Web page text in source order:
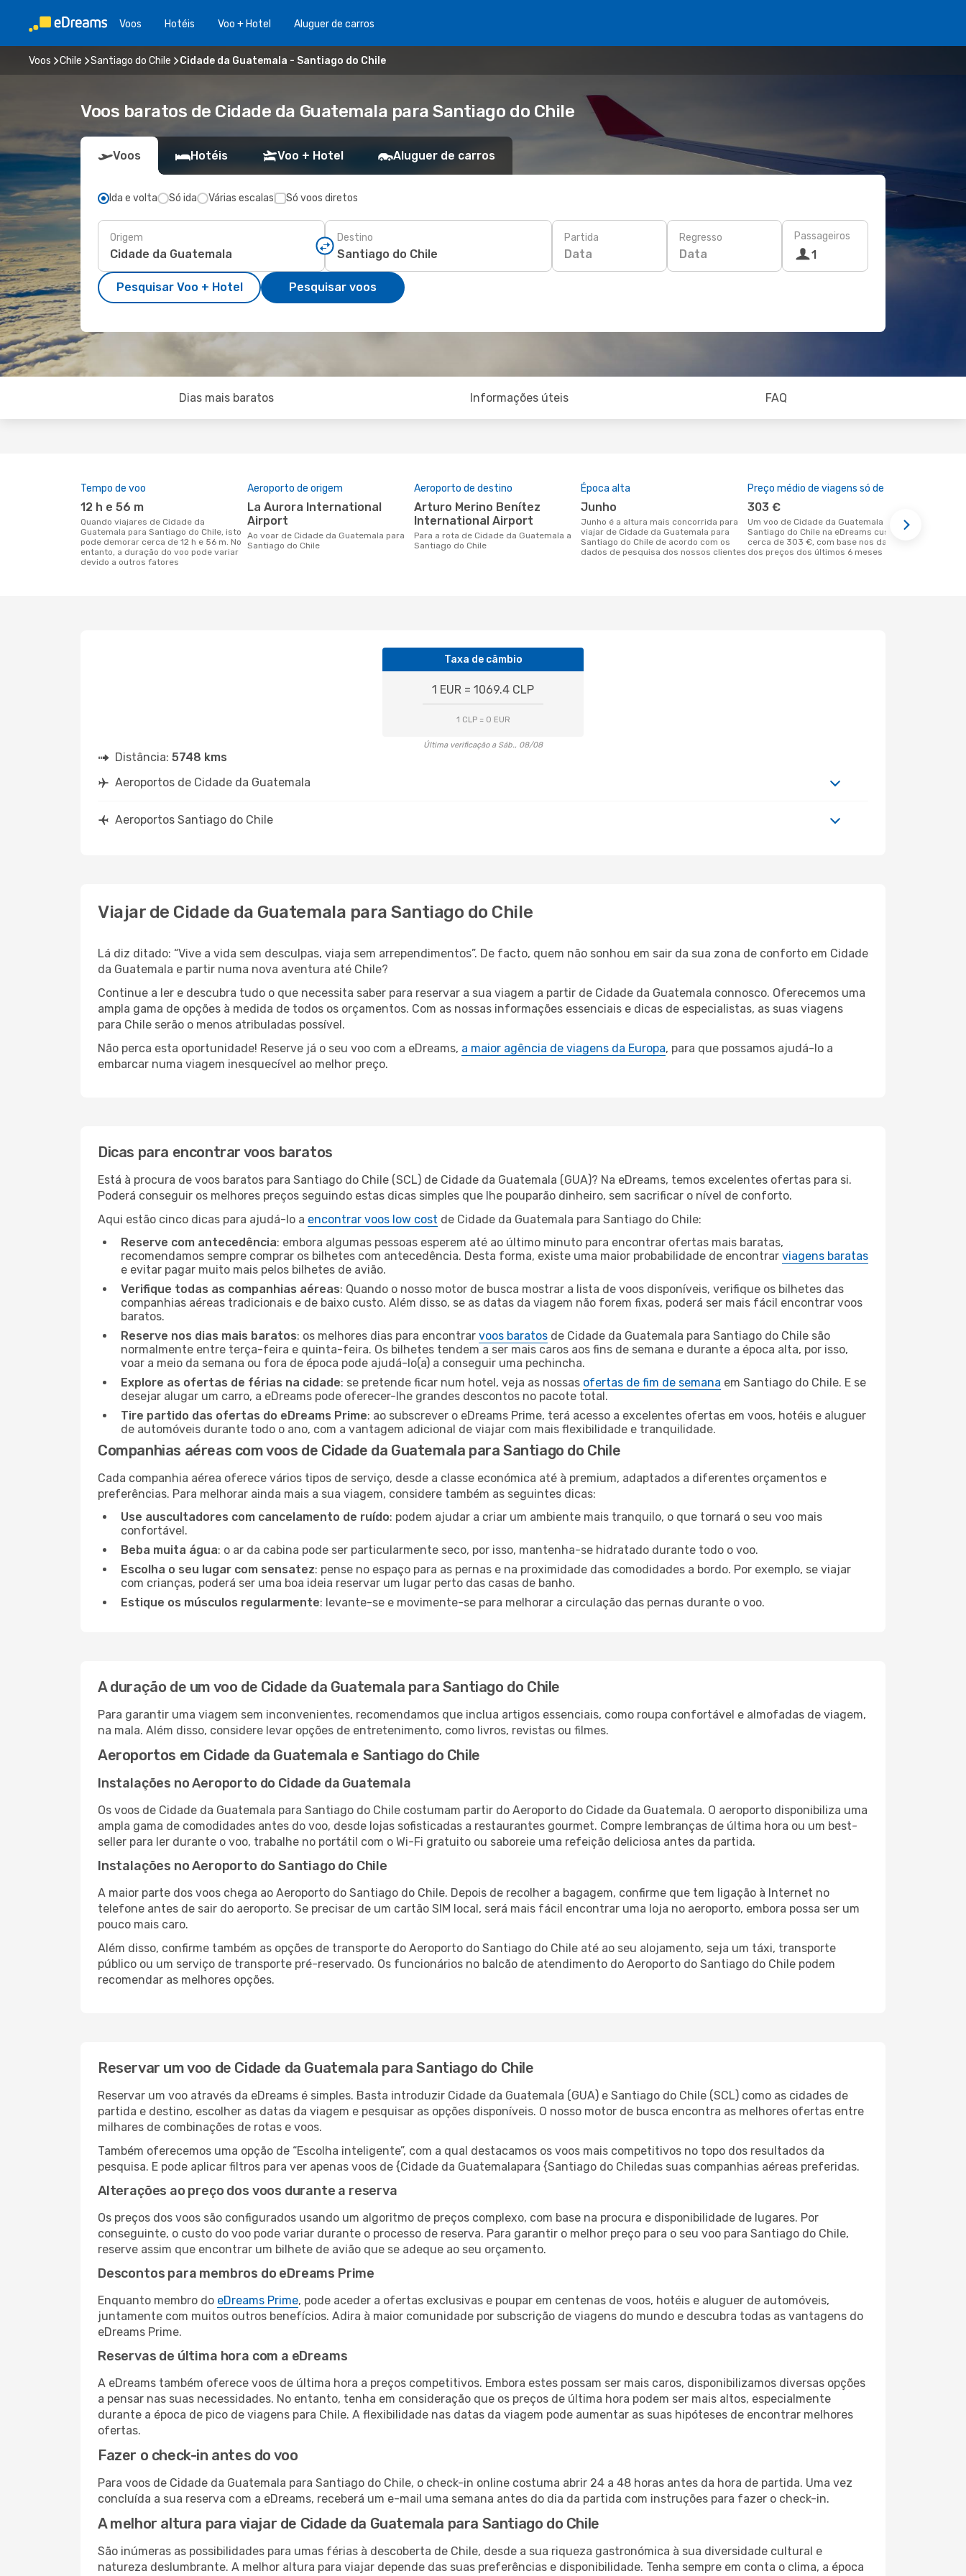
Voos Hotéis Voo + Hotel Aluguer de carros
Voos Chile Santiago do Chile Cidade da Guatemala - Santiago do Chile
Voos baratos de Cidade da Guatemala para Santiago do Chile
Voos Hotéis Voo + Hotel Aluguer de carros
Ida e volta Só ida Várias escalas Só voos diretos
Origem Destino Partida
Data
Regresso
Data
Passageiros
1
Pesquisar Voo + Hotel Pesquisar voos
Dias mais baratos Informações úteis FAQ
Tempo de voo
12 h e 56 m
Quando viajares de Cidade da
Guatemala para Santiago do Chile, isto
pode demorar cerca de 12 h e 56 m. No
entanto, a duração do voo pode variar
devido a outros fatores
Aeroporto de origem
La Aurora International
Airport
Ao voar de Cidade da Guatemala para
Santiago do Chile
Aeroporto de destino
Arturo Merino Benítez
International Airport
Para a rota de Cidade da Guatemala a
Santiago do Chile
Época alta
junho
junho é a altura mais concorrida para
viajar de Cidade da Guatemala para
Santiago do Chile de acordo com os
dados de pesquisa dos nossos clientes
Preço médio de viagens só de ida
303 €
Um voo de Cidade da Guatemala para
Santiago do Chile na eDreams custa
cerca de 303 €, com base nos dados
dos preços dos últimos 6 meses
Taxa de câmbio
1 EUR = 1069.4 CLP
1 CLP = 0 EUR
Última verificação a Sáb., 08/08
Distância: 5748 kms
Aeroportos de Cidade da Guatemala
Aeroportos Santiago do Chile
Viajar de Cidade da Guatemala para Santiago do Chile
Lá diz ditado: “Vive a vida sem desculpas, viaja sem arrependimentos”. De facto, quem não sonhou em sair da sua zona de conforto em Cidade
da Guatemala e partir numa nova aventura até Chile?
Continue a ler e descubra tudo o que necessita saber para reservar a sua viagem a partir de Cidade da Guatemala connosco. Oferecemos uma
ampla gama de opções à medida de todos os orçamentos. Com as nossas informações essenciais e dicas de especialistas, as suas viagens
para Chile serão o menos atribuladas possível.
Não perca esta oportunidade! Reserve já o seu voo com a eDreams, a maior agência de viagens da Europa, para que possamos ajudá-lo a
embarcar numa viagem inesquecível ao melhor preço.
Dicas para encontrar voos baratos
Está à procura de voos baratos para Santiago do Chile (SCL) de Cidade da Guatemala (GUA)? Na eDreams, temos excelentes ofertas para si.
Poderá conseguir os melhores preços seguindo estas dicas simples que lhe pouparão dinheiro, sem sacrificar o nível de conforto.
Aqui estão cinco dicas para ajudá-lo a encontrar voos low cost de Cidade da Guatemala para Santiago do Chile:
Reserve com antecedência: embora algumas pessoas esperem até ao último minuto para encontrar ofertas mais baratas,
recomendamos sempre comprar os bilhetes com antecedência. Desta forma, existe uma maior probabilidade de encontrar viagens baratas
e evitar pagar muito mais pelos bilhetes de avião.
Verifique todas as companhias aéreas: Quando o nosso motor de busca mostrar a lista de voos disponíveis, verifique os bilhetes das
companhias aéreas tradicionais e de baixo custo. Além disso, se as datas da viagem não forem fixas, poderá ser mais fácil encontrar voos
baratos.
Reserve nos dias mais baratos: os melhores dias para encontrar voos baratos de Cidade da Guatemala para Santiago do Chile são
normalmente entre terça-feira e quinta-feira. Os bilhetes tendem a ser mais caros aos fins de semana e durante a época alta, por isso,
voar a meio da semana ou fora de época pode ajudá-lo(a) a conseguir uma pechincha.
Explore as ofertas de férias na cidade: se pretende ficar num hotel, veja as nossas ofertas de fim de semana em Santiago do Chile. E se
desejar alugar um carro, a eDreams pode oferecer-lhe grandes descontos no pacote total.
Tire partido das ofertas do eDreams Prime: ao subscrever o eDreams Prime, terá acesso a excelentes ofertas em voos, hotéis e aluguer
de automóveis durante todo o ano, com a vantagem adicional de viajar com mais flexibilidade e tranquilidade.
Companhias aéreas com voos de Cidade da Guatemala para Santiago do Chile
Cada companhia aérea oferece vários tipos de serviço, desde a classe económica até à premium, adaptados a diferentes orçamentos e
preferências. Para melhorar ainda mais a sua viagem, considere também as seguintes dicas:
Use auscultadores com cancelamento de ruído: podem ajudar a criar um ambiente mais tranquilo, o que tornará o seu voo mais
confortável.
Beba muita água: o ar da cabina pode ser particularmente seco, por isso, mantenha-se hidratado durante todo o voo.
Escolha o seu lugar com sensatez: pense no espaço para as pernas e na proximidade das comodidades a bordo. Por exemplo, se viajar
com crianças, poderá ser uma boa ideia reservar um lugar perto das casas de banho.
Estique os músculos regularmente: levante-se e movimente-se para melhorar a circulação das pernas durante o voo.
A duração de um voo de Cidade da Guatemala para Santiago do Chile
Para garantir uma viagem sem inconvenientes, recomendamos que inclua artigos essenciais, como roupa confortável e almofadas de viagem,
na mala. Além disso, considere levar opções de entretenimento, como livros, revistas ou filmes.
Aeroportos em Cidade da Guatemala e Santiago do Chile
Instalações no Aeroporto do Cidade da Guatemala
Os voos de Cidade da Guatemala para Santiago do Chile costumam partir do Aeroporto do Cidade da Guatemala. O aeroporto disponibiliza uma
ampla gama de comodidades antes do voo, desde lojas sofisticadas a restaurantes gourmet. Compre lembranças de última hora ou um best-
seller para ler durante o voo, trabalhe no portátil com o Wi-Fi gratuito ou saboreie uma refeição deliciosa antes da partida.
Instalações no Aeroporto do Santiago do Chile
A maior parte dos voos chega ao Aeroporto do Santiago do Chile. Depois de recolher a bagagem, confirme que tem ligação à Internet no
telefone antes de sair do aeroporto. Se precisar de um cartão SIM local, será mais fácil encontrar uma loja no aeroporto, embora possa ser um
pouco mais caro.
Além disso, confirme também as opções de transporte do Aeroporto do Santiago do Chile até ao seu alojamento, seja um táxi, transporte
público ou um serviço de transporte pré-reservado. Os funcionários no balcão de atendimento do Aeroporto do Santiago do Chile podem
recomendar as melhores opções.
Reservar um voo de Cidade da Guatemala para Santiago do Chile
Reservar um voo através da eDreams é simples. Basta introduzir Cidade da Guatemala (GUA) e Santiago do Chile (SCL) como as cidades de
partida e destino, escolher as datas da viagem e pesquisar as opções disponíveis. O nosso motor de busca encontra as melhores ofertas entre
milhares de combinações de rotas e voos.
Também oferecemos uma opção de “Escolha inteligente”, com a qual destacamos os voos mais competitivos no topo dos resultados da
pesquisa. E pode aplicar filtros para ver apenas voos de {Cidade da Guatemalapara {Santiago do Chiledas suas companhias aéreas preferidas.
Alterações ao preço dos voos durante a reserva
Os preços dos voos são configurados usando um algoritmo de preços complexo, com base na procura e disponibilidade de lugares. Por
conseguinte, o custo do voo pode variar durante o processo de reserva. Para garantir o melhor preço para o seu voo para Santiago do Chile,
reserve assim que encontrar um bilhete de avião que se adeque ao seu orçamento.
Descontos para membros do eDreams Prime
Enquanto membro do eDreams Prime, pode aceder a ofertas exclusivas e poupar em centenas de voos, hotéis e aluguer de automóveis,
juntamente com muitos outros benefícios. Adira à maior comunidade por subscrição de viagens do mundo e descubra todas as vantagens do
eDreams Prime.
Reservas de última hora com a eDreams
A eDreams também oferece voos de última hora a preços competitivos. Embora estes possam ser mais caros, disponibilizamos diversas opções
a pensar nas suas necessidades. No entanto, tenha em consideração que os preços de última hora podem ser mais altos, especialmente
durante a época de pico de viagens para Chile. A flexibilidade nas datas da viagem pode aumentar as suas hipóteses de encontrar melhores
ofertas.
Fazer o check-in antes do voo
Para voos de Cidade da Guatemala para Santiago do Chile, o check-in online costuma abrir 24 a 48 horas antes da hora de partida. Uma vez
concluída a sua reserva com a eDreams, receberá um e-mail uma semana antes do dia da partida com instruções para fazer o check-in.
A melhor altura para viajar de Cidade da Guatemala para Santiago do Chile
São inúmeras as possibilidades para umas férias à descoberta de Chile, desde a sua riqueza gastronómica à sua diversidade cultural e
natureza deslumbrante. A melhor altura para viajar depende das suas preferências e disponibilidade. Tenha sempre em conta o clima, a época